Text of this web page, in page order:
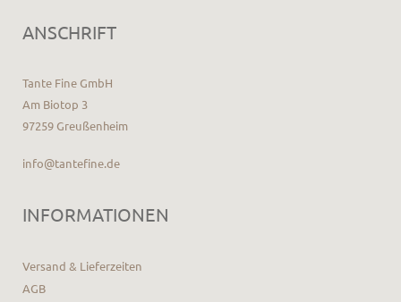
ANSCHRIFT
Tante Fine GmbH
Am Biotop 3
97259 Greußenheim
info@tantefine.de
INFORMATIONEN
Versand & Lieferzeiten
AGB